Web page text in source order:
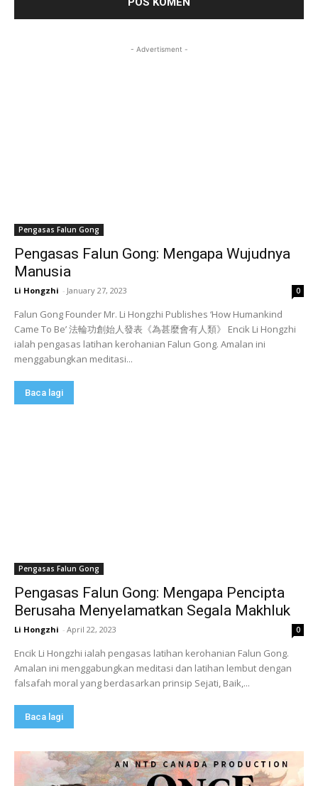
- Advertisment -
Pengasas Falun Gong
Pengasas Falun Gong: Mengapa Wujudnya
Manusia
Li Hongzhi - January 27, 2023 0
Falun Gong Founder Mr. Li Hongzhi Publishes ‘How Humankind
Came To Be’ 法輪功創始人發表《為甚麼會有人類》 Encik Li Hongzhi
ialah pengasas latihan kerohanian Falun Gong. Amalan ini
menggabungkan meditasi...
Baca lagi
Pengasas Falun Gong
Pengasas Falun Gong: Mengapa Pencipta
Berusaha Menyelamatkan Segala Makhluk
Li Hongzhi - April 22, 2023 0
Encik Li Hongzhi ialah pengasas latihan kerohanian Falun Gong.
Amalan ini menggabungkan meditasi dan latihan lembut dengan
falsafah moral yang berdasarkan prinsip Sejati, Baik,...
Baca lagi